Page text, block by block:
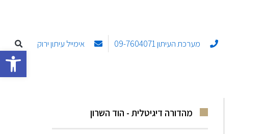
פתח מערכת העיתון 09-7604071 אימייל עיתון ירוק
מהדורה דיגיטלית - הוד השרון